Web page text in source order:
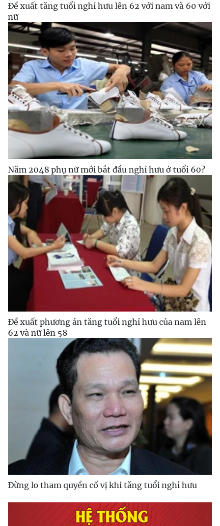
Đề xuất tăng tuổi nghỉ hưu lên 62 với nam và 60 với
nữ
Năm 2048 phụ nữ mới bắt đầu nghỉ hưu ở tuổi 60?
Đề xuất phương án tăng tuổi nghỉ hưu của nam lên
62 và nữ lên 58
Đừng lo tham quyền cố vị khi tăng tuổi nghỉ hưu